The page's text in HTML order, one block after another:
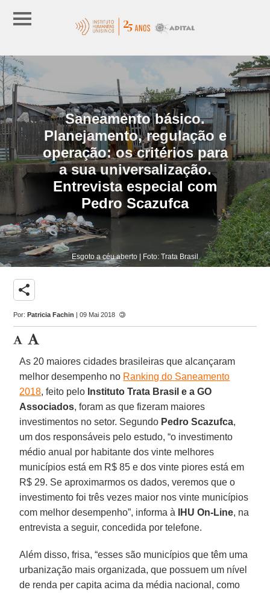
Saneamento básico.
Planejamento, regulação e
operação: os critérios para
a sua universalização.
Entrevista especial com
Pedro Scazufca
Esgoto a céu aberto | Foto: Trata Brasil
share
Por:Patricia Fachin | 09 Mai 2018
As 20 maiores cidades brasileiras que alcançaram
melhor desempenho no Ranking do Saneamento
2018, feito pelo Instituto Trata Brasil e a GO
Associados, foram as que fizeram maiores
investimentos no setor. Segundo Pedro Scazufca,
um dos responsáveis pelo estudo, “o investimento
médio anual por habitante dos vinte melhores
municípios está em R$ 85 e dos vinte piores está em
R$ 29. Se aproximarmos os dados, veremos que o
investimento foi três vezes maior nos vinte municípios
com melhor desempenho”, informa à
IHU On-Line, na
entrevista a seguir, concedida por telefone.
Além disso, frisa, “esses são municípios que têm uma
urbanização mais organizada, que possuem um nível
de renda per capita acima da média nacional, como